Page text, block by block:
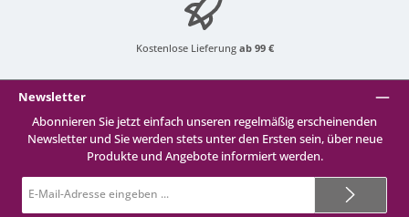
Kostenlose Lieferung ab 99 €
Newsletter
Abonnieren Sie jetzt einfach unseren regelmäßig erscheinenden
Newsletter und Sie werden stets unter den Ersten sein, über neue
Produkte und Angebote informiert werden.
Mail-